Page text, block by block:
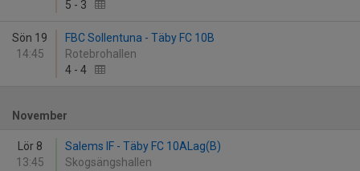
5 - 3
Sön 19
14:45
FBC Sollentuna - Täby FC 10B
Rotebrohallen
4 - 4
November
Lör 8
13:45
Salems IF - Täby FC 10ALag(B)
Skogsängshallen